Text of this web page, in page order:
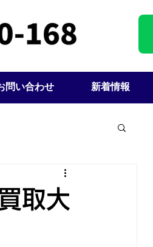
問い合わせ 新着情報
取大